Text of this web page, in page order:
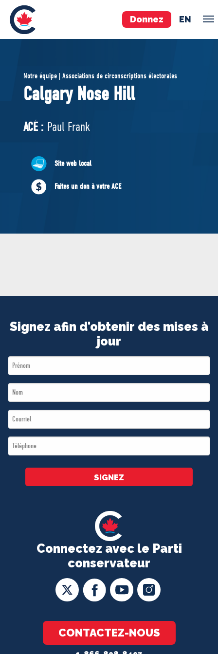
Donnez EN
ÉQUIPE
Pierre Poilievre
Vos députés conservateurs
Cabinet fantôme
Exécutif national
À PROPOS
Documents constitutifs
Notre équipe | Associations de circonscriptions électorales
Calgary Nose Hill
ACÉ : Paul Frank
Site web local
Faites un don à votre ACÉ
Connectez avec le Parti
conservateur
CONTACTEZ-NOUS
Signez afin d'obtenir des mises à
jour
First
Name
Last
Name
Email
*
Téléphone
*
SIGNEZ